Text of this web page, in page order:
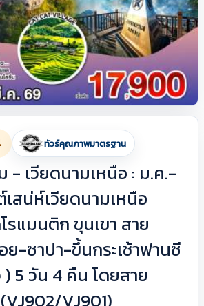
ทัวร์คุณภาพมาตรฐาน
- เวียดนามเหนือ : ม.ค.-
สน่ห์เวียดนามเหนือ
รแมนติก ขุนเขา สาย
ย-ซาปา-ขึ้นกระเช้าฟานซี
5 วัน 4 คืน โดยสาย
VJ901)